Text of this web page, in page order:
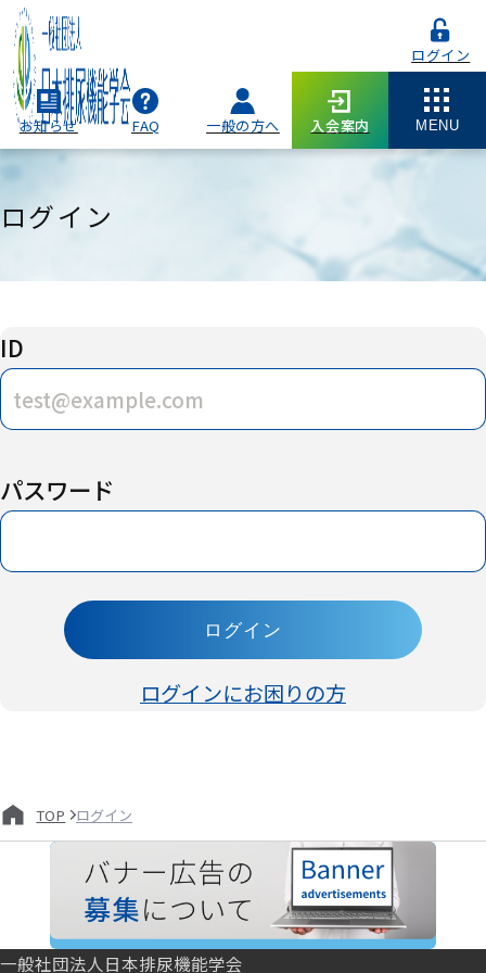
ログイン
お知らせ FAQ 一般の方へ 入会案内 MENU
ログイン
ID
パスワード
ログイン
ログインにお困りの方
TOP ログイン
一般社団法人日本排尿機能学会